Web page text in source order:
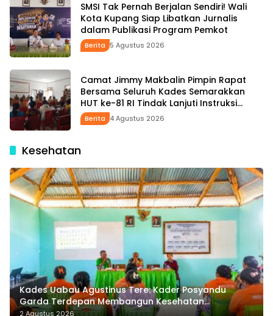
SMSI Tak Pernah Berjalan Sendiri! Wali
Kota Kupang Siap Libatkan Jurnalis
dalam Publikasi Program Pemkot
Berita 5 Agustus 2026
Camat Jimmy Makbalin Pimpin Rapat
Bersama Seluruh Kades Semarakkan
HUT ke-81 RI Tindak Lanjuti Instruksi
Bupati SBS dan Wabup HMS
Berita 4 Agustus 2026
Kesehatan
Kades Uabau Agustinus Tere: Kader Posyandu
Garda Terdepan Membangun Kesehatan
Masyarakat Desa
2 Agustus 2026